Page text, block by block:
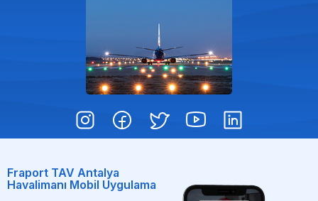
Fraport TAV Antalya
Havalimanı Mobil Uygulama